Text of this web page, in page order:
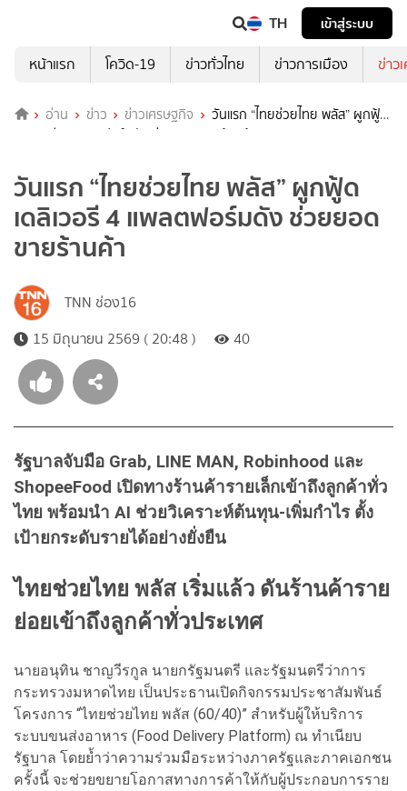
TH
เข้าสู่ระบบ
หน้าแรก
โควิด-19 ข่าวทั่วไทย ข่าวการเมือง ข่าว
อ่าน ข่าว ข่าวเศรษฐกิจ
วันแรก “ไทยช่วยไทย พลัส” ผูกฟู้ด
เดลิเวอรี 4 แพลตฟอร์มดัง ช่วยยอดขายร้านค้า
วันแรก “ไทยช่วยไทย พลัส” ผูกฟู้ด
เดลิเวอรี 4 แพลตฟอร์มดัง ช่วยยอด
ขายร้านค้า
TNN ช่อง16
15 มิถุนายน 2569 ( 20:48 )
40
รัฐบาลจับมือ Grab, LINE MAN, Robinhood และ
ShopeeFood เปิดทางร้านค้ารายเล็กเข้าถึงลูกค้าทั่ว
ไทย พร้อมนำ AI ช่วยวิเคราะห์ต้นทุน-เพิ่มกำไร ตั้ง
เป้ายกระดับรายได้อย่างยั่งยืน
ไทยช่วยไทย พลัส เริ่มแล้ว ดันร้านค้าราย
ย่อยเข้าถึงลูกค้าทั่วประเทศ
นายอนุทิน ชาญวีรกูล นายกรัฐมนตรี และรัฐมนตรีว่าการ
กระทรวงมหาดไทย เป็นประธานเปิดกิจกรรมประชาสัมพันธ์
โครงการ “ไทยช่วยไทย พลัส (60/40)” สำหรับผู้ให้บริการ
ระบบขนส่งอาหาร (Food Delivery Platform) ณ ทำเนียบ
รัฐบาล โดยย้ำว่าความร่วมมือระหว่างภาครัฐและภาคเอกชน
ครั้งนี้ จะช่วยขยายโอกาสทางการค้าให้กับผู้ประกอบการราย